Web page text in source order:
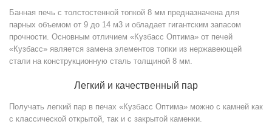
Банная печь с толстостенной топкой 8 мм предназначена для
парных объемом от 9 до 14 м3 и обладает гигантским запасом
прочности. Основным отличием «Кузбасс Оптима» от печей
«Кузбасс» является замена элементов топки из нержавеющей
стали на конструкционную сталь толщиной 8 мм.
Легкий и качественный пар
Получать легкий пар в печах «Кузбасс Оптима» можно с камней как
с классической открытой, так и с закрытой каменки.